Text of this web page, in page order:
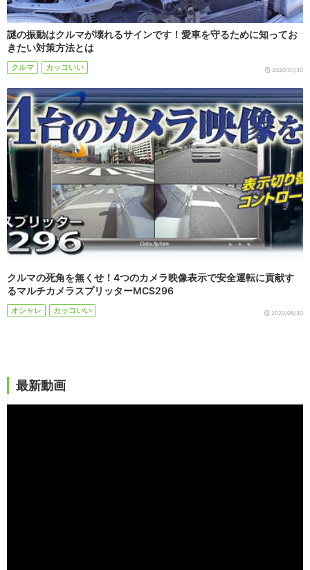
謎の振動はクルマが壊れるサインです！愛車を守るために知ってお
きたい対策方法とは
クルマ カッコいい 2020/01/30
クルマの死角を無くせ！4つのカメラ映像表示で安全運転に貢献す
るマルチカメラスプリッターMCS296
オシャレ カッコいい 2020/06/30
最新動画